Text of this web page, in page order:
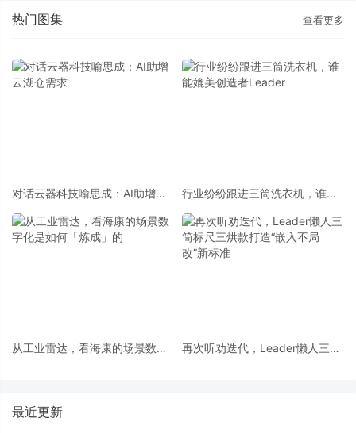
热门图集 查看更多
对话云器科技喻思成：AI助增云
行业纷纷跟进三筒洗衣机，谁能
从工业雷达，看海康的场景数字
再次听劝迭代，Leader懒人三筒
最近更新